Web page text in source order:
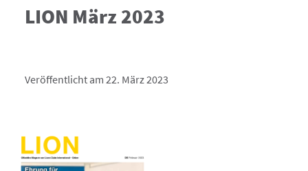
LION März 2023
Veröffentlicht am 22. März 2023